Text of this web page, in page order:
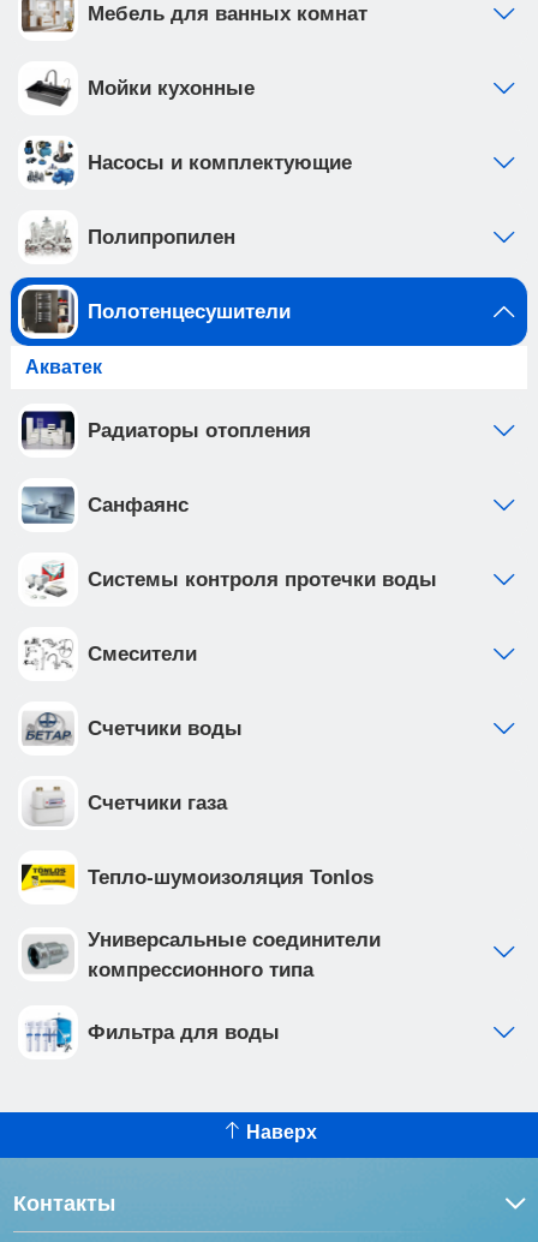
Мебель для ванных комнат
Мойки кухонные
Насосы и комплектующие
Полипропилен
Полотенцесушители
Акватек
Радиаторы отопления
Санфаянс
Системы контроля протечки воды
Смесители
Счетчики воды
Счетчики газа
Тепло-шумоизоляция Tonlos
Универсальные соединители
компрессионного типа
Фильтра для воды
Наверх
Контакты